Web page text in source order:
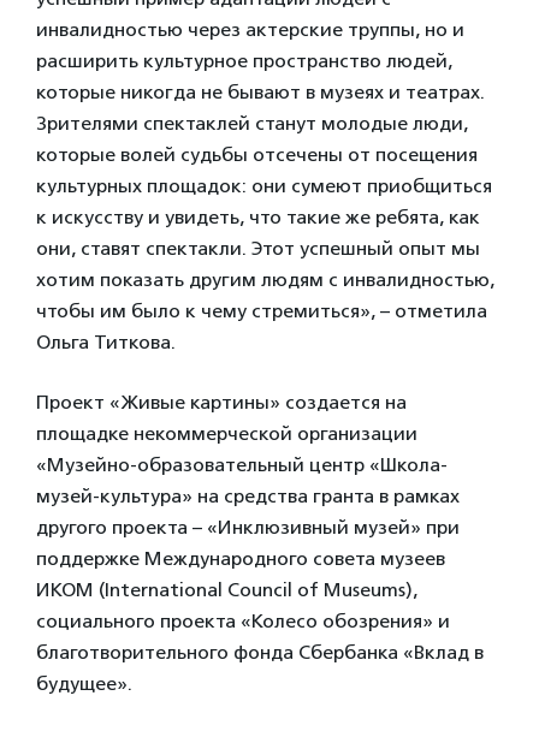
инвалидностью через актерские труппы, но и
расширить культурное пространство людей,
которые никогда не бывают в музеях и театрах.
Зрителями спектаклей станут молодые люди,
которые волей судьбы отсечены от посещения
культурных площадок: они сумеют приобщиться
к искусству и увидеть, что такие же ребята, как
они, ставят спектакли. Этот успешный опыт мы
хотим показать другим людям с инвалидностью,
чтобы им было к чему стремиться», – отметила
Ольга Титкова.
Проект «Живые картины» создается на
площадке некоммерческой организации
«Музейно-образовательный центр «Школа-
музей-культура» на средства гранта в рамках
другого проекта – «Инклюзивный музей» при
поддержке Международного совета музеев
ИКОМ (International Council of Museums),
социального проекта «Колесо обозрения» и
благотворительного фонда Сбербанка «Вклад в
будущее».